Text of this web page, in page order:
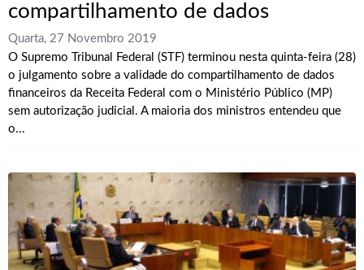
compartilhamento de dados
Quarta, 27 Novembro 2019
O Supremo Tribunal Federal (STF) terminou nesta quinta-feira (28)
o julgamento sobre a validade do compartilhamento de dados
financeiros da Receita Federal com o Ministério Público (MP)
sem autorização judicial. A maioria dos ministros entendeu que
o...